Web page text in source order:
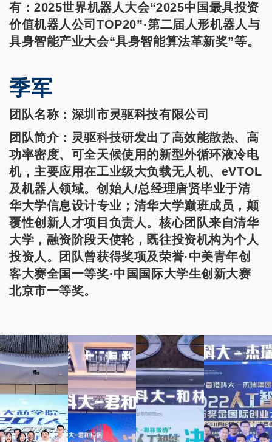
有：2025世界机器人大会“2025中国最具投资
价值机器人公司TOP20”·第二届人形机器人与
具身智能产业大会“具身智能算法革新奖”等。
季军
团队名称：深圳市灵驱科技有限公司
团队简介：灵驱科技研发出了高效能散热、高
功率密度、可全天候使用的新型外循环液冷电
机，主要应用在工业级大负载无人机、eVTOL
及机器人领域。创始人/总经理唐贤毕业于清
华大学信息设计专业；清华大学巅班成员，颠
覆性创新人才项目负责人。核心团队来自清华
大学，融资阶段天使轮，既往投资机构为个人
投资人。团队曾获得奖项及荣誉·中美青年创
客大赛全国一等奖·中国国际大学生创新大赛
北京市一等奖。